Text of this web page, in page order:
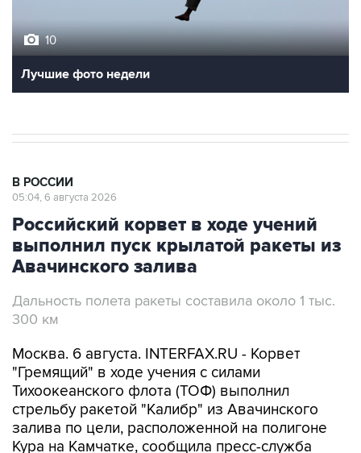
10
Лучшие фото недели
В РОССИИ
05:04, 6 августа 2026
Российский корвет в ходе учений
выполнил пуск крылатой ракеты из
Авачинского залива
Дальность полета ракеты составила около 1 тыс.
300 км
Москва. 6 августа. INTERFAX.RU - Корвет
"Гремящий" в ходе учения с силами
Тихоокеанского флота (ТОФ) выполнил
стрельбу ракетой "Калибр" из Авачинского
залива по цели, расположенной на полигоне
Кура на Камчатке, сообщила пресс-служба